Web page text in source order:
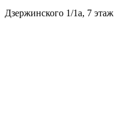
Дзержинского 1/1а, 7 этаж